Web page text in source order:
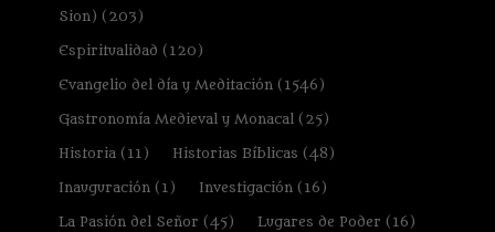
Sion) (203)
Espiritualidad (120)
Evangelio del día y Meditación(1546)
Gastronomía Medieval y Monacal(25)
Historia(11) Historias Bíblicas (48)
Inauguración(1) Investigación(16)
La Pasión del Señor (45) Lugares de Poder (16)